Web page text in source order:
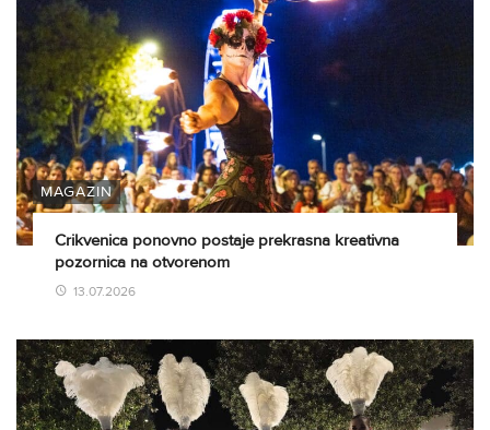
MAGAZIN
Crikvenica ponovno postaje prekrasna kreativna
pozornica na otvorenom
13.07.2026